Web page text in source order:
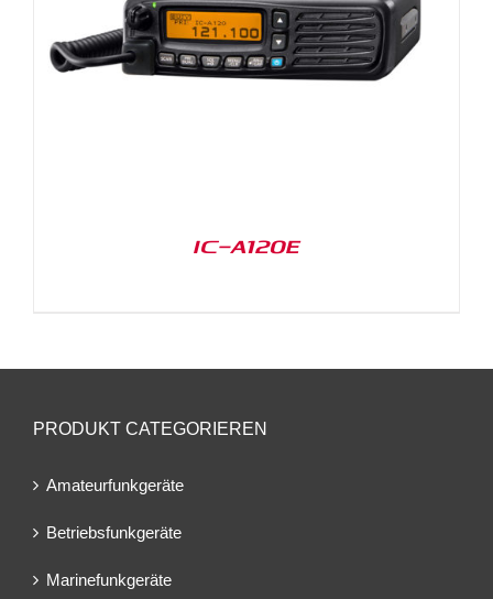
IC-A120E
PRODUKT CATEGORIEREN
Amateurfunkgeräte
Betriebsfunkgeräte
Marinefunkgeräte